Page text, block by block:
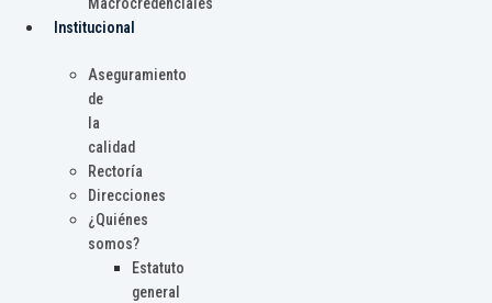
Macrocredenciales
Institucional
Aseguramiento
de
la
calidad
Rectoría
Direcciones
¿Quiénes
somos?
Estatuto
general